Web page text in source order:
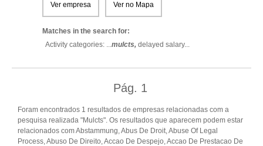
Ver empresa Ver no Mapa
Matches in the search for:
Activity categories: ...mulcts, delayed salary...
Pág. 1
Foram encontrados 1 resultados de empresas relacionadas com a
pesquisa realizada "Mulcts". Os resultados que aparecem podem estar
relacionados com Abstammung, Abus De Droit, Abuse Of Legal
Process, Abuso De Direito, Accao De Despejo, Accao De Prestacao De